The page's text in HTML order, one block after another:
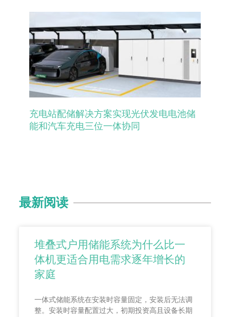
充电站配储解决方案实现光伏发电电池储
能和汽车充电三位一体协同
最新阅读
堆叠式户用储能系统为什么比一
体机更适合用电需求逐年增长的
家庭
一体式储能系统在安装时容量固定，安装后无法调
整。安装时容量配置过大，初期投资高且设备长期